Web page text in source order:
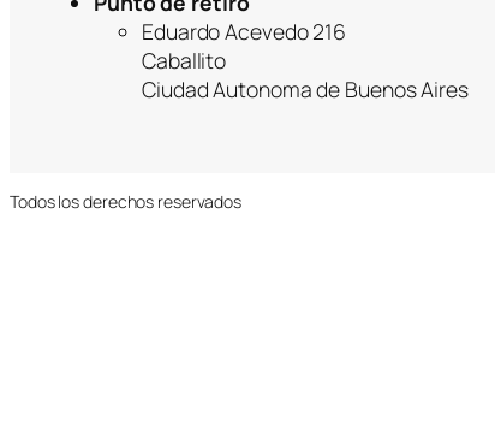
Eduardo Acevedo 216
Caballito
Ciudad Autonoma de Buenos Aires
Todos los derechos reservados